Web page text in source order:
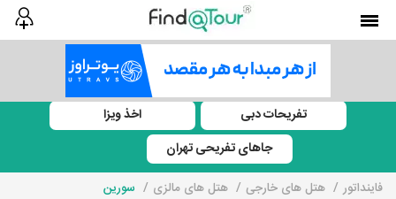
تفریحات دبی
اخذ ویزا
جاهای تفریحی تهران
فاینداتور هتل های خارجی هتل های مالزی سورین